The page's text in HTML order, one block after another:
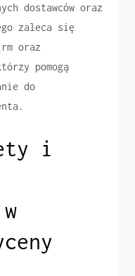
dostawców oraz
zaleca się
oraz
pomogą
do
i